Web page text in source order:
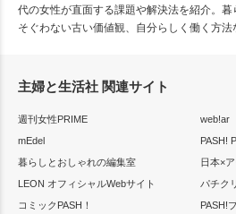
代の女性が直面する課題や解決法を紹介。
そぐわない古い価値観、自分らしく働く方法
主婦と生活社 関連サイト
週刊女性PRIME
web!ar
mEdel
PASH!
暮らしとおしゃれの編集室
日本×
LEON オフィシャルWebサイト
パチク
コミックPASH！
PASH!